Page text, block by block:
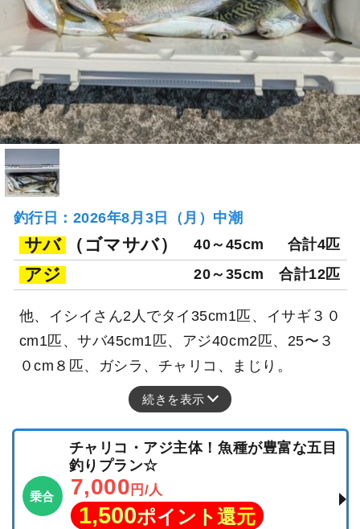
釣行日：2026年8月3日（月）中潮
サバ （ゴマサバ） 40～45cm 合計4匹
アジ 20～35cm 合計12匹
他、イシイさん2人でタイ35cm1匹、イサギ３０
cm1匹、サバ45cm1匹、アジ40cm2匹、25〜３
０cm８匹、ガシラ、チャリコ、まじり。
続きを表示
乗合
チャリコ・アジ主体！魚種が豊富な五目
釣りプラン☆
7,000 円/人
1,500ポイント還元